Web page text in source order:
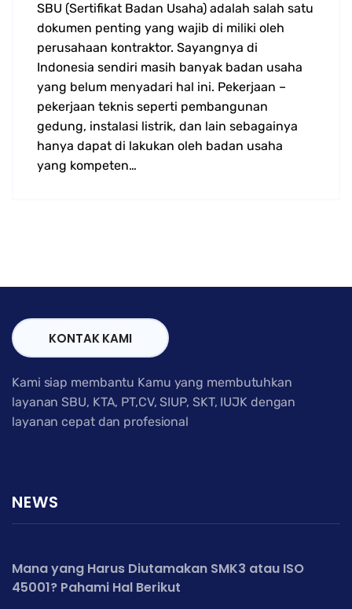
SBU (Sertifikat Badan Usaha) adalah salah satu
dokumen penting yang wajib di miliki oleh
perusahaan kontraktor. Sayangnya di
Indonesia sendiri masih banyak badan usaha
yang belum menyadari hal ini. Pekerjaan –
pekerjaan teknis seperti pembangunan
gedung, instalasi listrik, dan lain sebagainya
hanya dapat di lakukan oleh badan usaha
yang kompeten…
KONTAK KAMI
Kami siap membantu Kamu yang membutuhkan
layanan SBU, KTA, PT,CV, SIUP, SKT, IUJK dengan
layanan cepat dan profesional
NEWS
Mana yang Harus Diutamakan SMK3 atau ISO
45001? Pahami Hal Berikut